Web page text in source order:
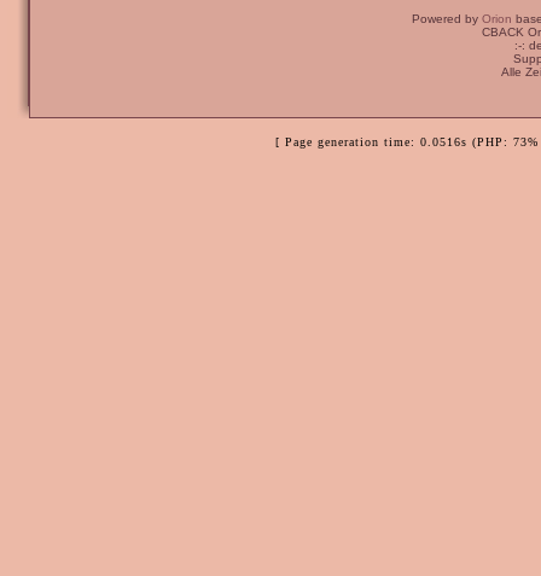
Powered by Orion
CBACK
:-:
Alle
[ Page generation time: 0.0516s (PHP: